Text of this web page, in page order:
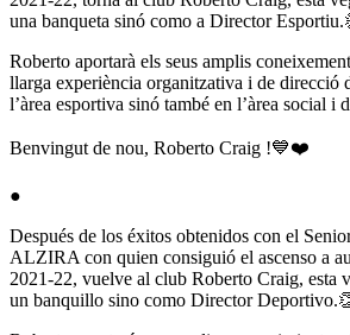
una banqueta sinó como a Director
Roberto aportarà els seus amplis
llarga experiència organitzativa i de direcció
l’àrea esportiva sinó també en l’àrea social i
Benvingut de nou, Roberto Craig !💙❤️
●
Después de los éxitos obtenidos con el
ALZIRA con quien consiguió el ascenso a
2021-22, vuelve al club Roberto Craig, esta
un banquillo sino como Director